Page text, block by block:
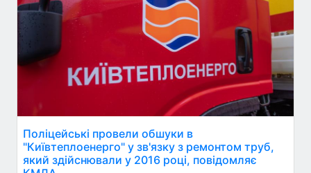
Поліцейські провели обшуки в
"Київтеплоенерго" у зв'язку з ремонтом труб,
який здійснювали у 2016 році, повідомляє